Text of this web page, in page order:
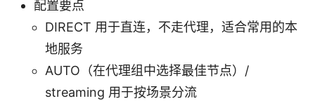
配置要点
DIRECT 用于直连，不走代理，适合常用的本
地服务
AUTO（在代理组中选择最佳节点）/
streaming 用于按场景分流